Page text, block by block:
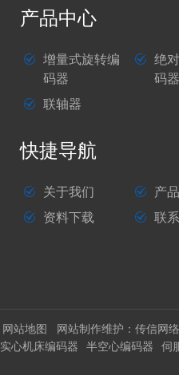
产品中心
增量式旋转编
码器
绝
码器
联轴器
快捷导航
关于我们 产
资料下载
联
网站地图 网站制作维护： 传信网络
实心机床编码器 半空心编码器 伺